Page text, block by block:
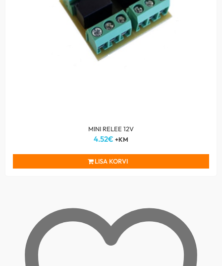
MINI RELEE 12V
4.52€ +KM
LISA KORVI